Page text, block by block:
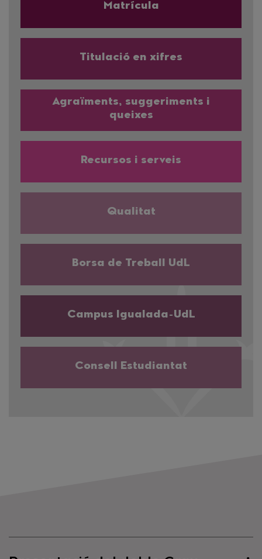
Matrícula
Titulació en xifres
Agraïments, suggeriments i
queixes
Recursos i serveis
Qualitat
Borsa de Treball UdL
Campus Igualada-UdL
Consell Estudiantat